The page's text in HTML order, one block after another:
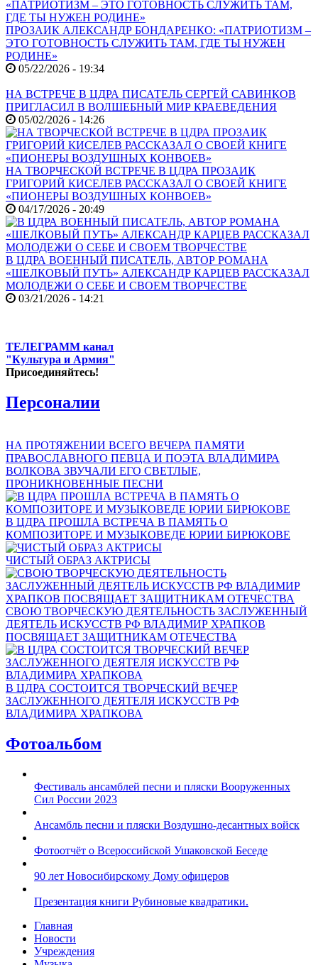
ПРОЗАИК АЛЕКСАНДР БОНДАРЕНКО: «ПАТРИОТИЗМ –
ЭТО ГОТОВНОСТЬ СЛУЖИТЬ ТАМ, ГДЕ ТЫ НУЖЕН
РОДИНЕ»
05/22/2026 - 19:34
НА ВСТРЕЧЕ В ЦДРА ПИСАТЕЛЬ СЕРГЕЙ САВИНКОВ
ПРИГЛАСИЛ В ВОЛШЕБНЫЙ МИР КРАЕВЕДЕНИЯ
05/02/2026 - 14:26
НА ТВОРЧЕСКОЙ ВСТРЕЧЕ В ЦДРА ПРОЗАИК
ГРИГОРИЙ КИСЕЛЕВ РАССКАЗАЛ О СВОЕЙ КНИГЕ
«ПИОНЕРЫ ВОЗДУШНЫХ КОНВОЕВ»
04/17/2026 - 20:49
В ЦДРА ВОЕННЫЙ ПИСАТЕЛЬ, АВТОР РОМАНА
«ШЕЛКОВЫЙ ПУТЬ» АЛЕКСАНДР КАРЦЕВ РАССКАЗАЛ
МОЛОДЕЖИ О СЕБЕ И СВОЕМ ТВОРЧЕСТВЕ
03/21/2026 - 14:21
ТЕЛЕГРАММ канал
"Культура и Армия"
Присоединяйтесь!
Персоналии
НА ПРОТЯЖЕНИИ ВСЕГО ВЕЧЕРА ПАМЯТИ
ПРАВОСЛАВНОГО ПЕВЦА И ПОЭТА ВЛАДИМИРА
ВОЛКОВА ЗВУЧАЛИ ЕГО СВЕТЛЫЕ,
ПРОНИКНОВЕННЫЕ ПЕСНИ
В ЦДРА ПРОШЛА ВСТРЕЧА В ПАМЯТЬ О
КОМПОЗИТОРЕ И МУЗЫКОВЕДЕ ЮРИИ БИРЮКОВЕ
ЧИСТЫЙ ОБРАЗ АКТРИСЫ
СВОЮ ТВОРЧЕСКУЮ ДЕЯТЕЛЬНОСТЬ ЗАСЛУЖЕННЫЙ
ДЕЯТЕЛЬ ИСКУССТВ РФ ВЛАДИМИР ХРАПКОВ
ПОСВЯЩАЕТ ЗАЩИТНИКАМ ОТЕЧЕСТВА
В ЦДРА СОСТОИТСЯ ТВОРЧЕСКИЙ ВЕЧЕР
ЗАСЛУЖЕННОГО ДЕЯТЕЛЯ ИСКУССТВ РФ
ВЛАДИМИРА ХРАПКОВА
Фотоальбом
Фестиваль ансамблей песни и пляски Вооруженных
Сил России 2023
Ансамбль песни и пляски Воздушно-десантных войск
Фотоотчёт о Всероссийской Ушаковской Беседе
90 лет Новосибирскому Дому офицеров
Презентация книги Рубиновые квадратики.
Главная
Новости
Учреждения